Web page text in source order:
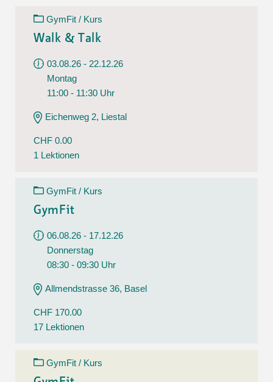
GymFit / Kurs
Walk & Talk
03.08.26 - 22.12.26
Montag
11:00 - 11:30 Uhr
Eichenweg 2, Liestal
CHF 0.00
1 Lektionen
GymFit / Kurs
GymFit
06.08.26 - 17.12.26
Donnerstag
08:30 - 09:30 Uhr
Allmendstrasse 36, Basel
CHF 170.00
17 Lektionen
GymFit / Kurs